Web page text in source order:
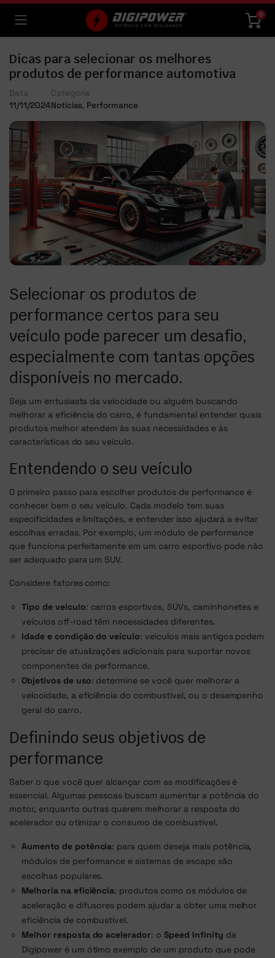
0
Dicas para selecionar os melhores
produtos de performance automotiva
Data
11/11/2024
Categoria
Notícias, Performance
Selecionar os produtos de
performance certos para seu
veículo pode parecer um desafio,
especialmente com tantas opções
disponíveis no mercado.
Seja um entusiasta da velocidade ou alguém buscando
melhorar a eficiência do carro, é fundamental entender quais
produtos melhor atendem às suas necessidades e às
características do seu veículo.
Entendendo o seu veículo
O primeiro passo para escolher produtos de performance é
conhecer bem o seu veículo. Cada modelo tem suas
especificidades e limitações, e entender isso ajudará a evitar
escolhas erradas. Por exemplo, um módulo de performance
que funciona perfeitamente em um carro esportivo pode não
ser adequado para um SUV.
Considere fatores como:
Tipo de veículo: carros esportivos, SUVs, caminhonetes e
veículos off-road têm necessidades diferentes.
Idade e condição do veículo: veículos mais antigos podem
precisar de atualizações adicionais para suportar novos
componentes de performance.
Objetivos de uso: determine se você quer melhorar a
velocidade, a eficiência do combustível, ou o desempenho
geral do carro.
Definindo seus objetivos de
performance
Saber o que você quer alcançar com as modificações é
essencial. Algumas pessoas buscam aumentar a potência do
motor, enquanto outras querem melhorar a resposta do
acelerador ou otimizar o consumo de combustível.
Aumento de potência: para quem deseja mais potência,
módulos de performance e sistemas de escape são
escolhas populares.
Melhoria na eficiência: produtos como os módulos de
aceleração e difusores podem ajudar a obter uma melhor
eficiência de combustível.
Melhor resposta do acelerador: oSpeed Infinity da
Digipower é um ótimo exemplo de um produto que pode